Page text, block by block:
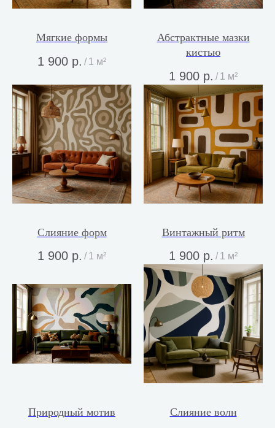
Мягкие формы
1 900 р. / 1 м²
Абстрактные мазки
кистью
1 900 р. / 1 м²
Слияние форм
1 900 р. / 1 м²
Винтажный ритм
1 900 р. / 1 м²
Природный мотив Слияние волн